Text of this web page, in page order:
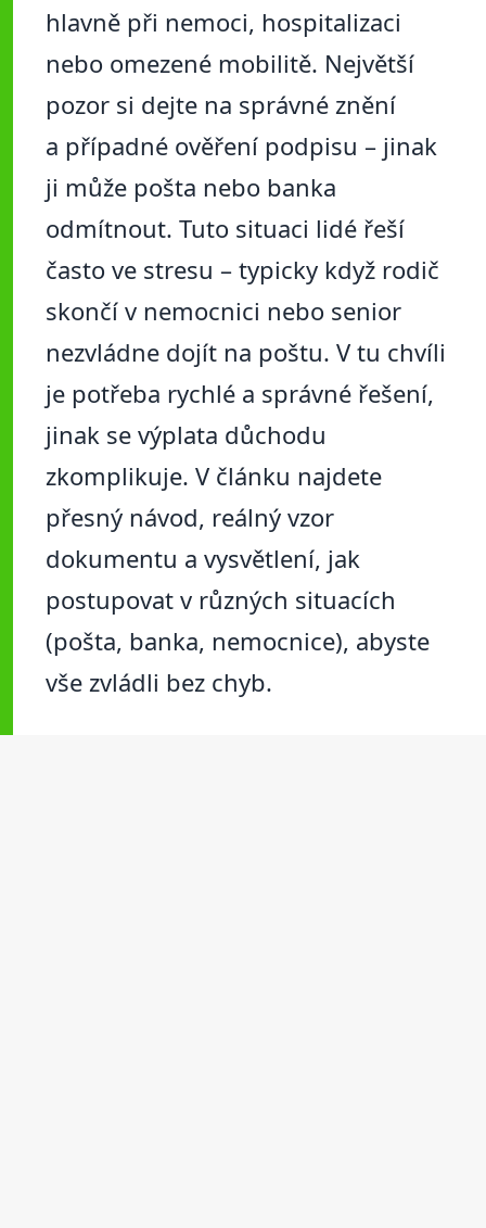
hlavně při nemoci, hospitalizaci
nebo omezené mobilitě. Největší
pozor si dejte na správné znění
a případné ověření podpisu – jinak
ji může pošta nebo banka
odmítnout. Tuto situaci lidé řeší
často ve stresu – typicky když rodič
skončí v nemocnici nebo senior
nezvládne dojít na poštu. V tu chvíli
je potřeba rychlé a správné řešení,
jinak se výplata důchodu
zkomplikuje. V článku najdete
přesný návod, reálný vzor
dokumentu a vysvětlení, jak
postupovat v různých situacích
(pošta, banka, nemocnice), abyste
vše zvládli bez chyb.